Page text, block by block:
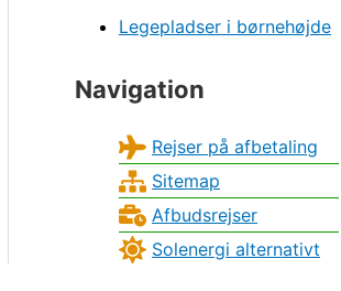
Legepladser i børnehøjde
Navigation
Rejser på afbetaling
Sitemap
Afbudsrejser
Solenergi alternativt